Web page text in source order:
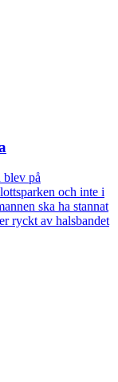
på
och inte i
ska ha stannat
ryckt av halsbandet